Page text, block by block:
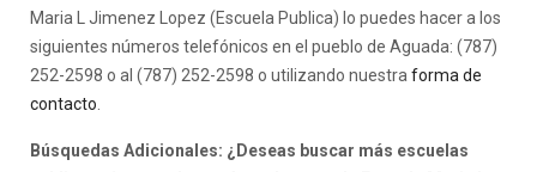
Maria L Jimenez Lopez (Escuela Publica) lo puedes hacer a los
siguientes números telefónicos en el pueblo de Aguada: (787)
252-2598 o al (787) 252-2598 o utilizando nuestra forma de
contacto
Búsquedas Adicionales: ¿Deseas buscar más escuelas